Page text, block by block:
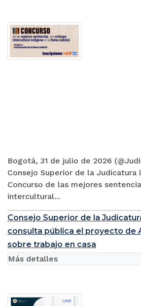
Bogotá, 31 de julio de 2026
Consejo Superior de la Judicatura
Concurso de las mejores
intercultural...
Consejo Superior de la
consulta pública el proyecto de
sobre trabajo en casa
Más detalles